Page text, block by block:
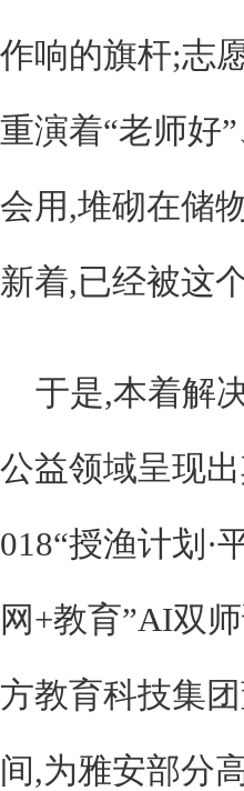
作响的旗杆;志
重演着“老师好
会用,堆砌在储
新着,已经被这
于是,本着解
公益领域呈现
018“授渔计划·
网+教育”AI双
方教育科技集
间,为雅安部分